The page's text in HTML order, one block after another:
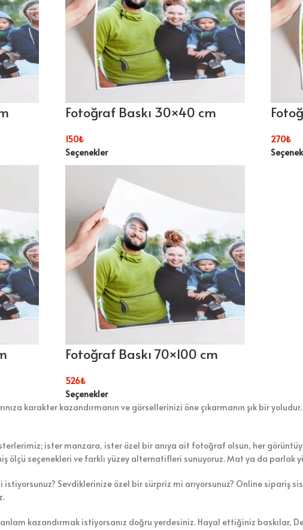
Fotoğraf Baskı 30×40 cm
150₺
Seçenekler
270₺
Fotoğraf Baskı 70×100 cm
526₺
Seçenekler
karakter kazandırmanın ve görsellerinizi öne çıkarmanın şık bir
ister manzara, ister özel bir anıya ait fotoğraf olsun, her
ölçü seçenekleri ve farklı yüzey alternatifleri sunuyoruz. Mat ya da parlak
Sevdiklerinize özel bir sürpriz mi arıyorsunuz? Online sipariş
kazandırmak istiyorsanız doğru yerdesiniz. Hayal ettiğiniz baskılar,